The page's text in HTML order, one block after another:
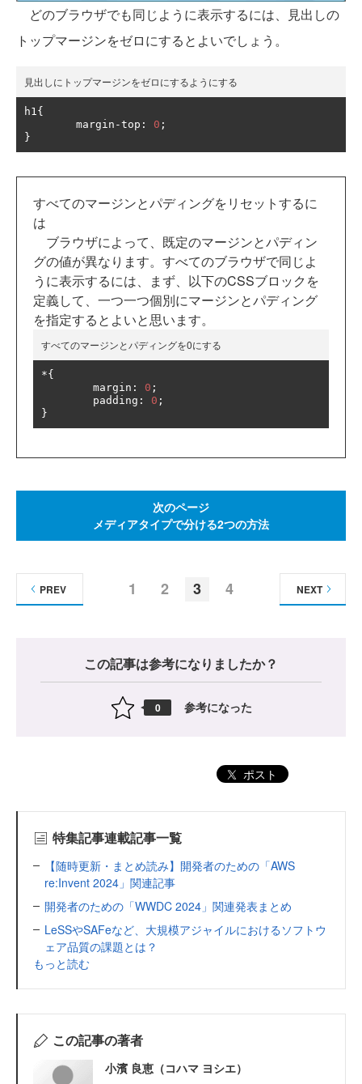
どのブラウザでも同じように表示するには、見出しの
トップマージンをゼロにするとよいでしょう。
見出しにトップマージンをゼロにするようにする
h1 {
	margin
-top : 0 ;
}
すべてのマージンとパディングをリセットするに
は
ブラウザによって、既定のマージンとパディン
グの値が異なります。すべてのブラウザで同じよ
うに表示するには、まず、以下のCSSブロックを
定義して、一つ一つ個別にマージンとパディング
を指定するとよいと思います。
すべてのマージンとパディングを0にする
*{
	margin
: 0 ;
	padding
: 0 ;
}
次のページ
メディアタイプで分ける2つの方法
1 2 3 4
PREV NEXT
この記事は参考になりましたか？
0 参考になった
ポスト
特集記事連載記事一覧
【随時更新・まとめ読み】開発者のための「AWS
re:Invent 2024」関連記事
開発者のための「WWDC 2024」関連発表まとめ
LeSSやSAFeなど、大規模アジャイルにおけるソフトウ
ェア品質の課題とは？
もっと読む
この記事の著者
小濱 良恵（コハマ ヨシエ）